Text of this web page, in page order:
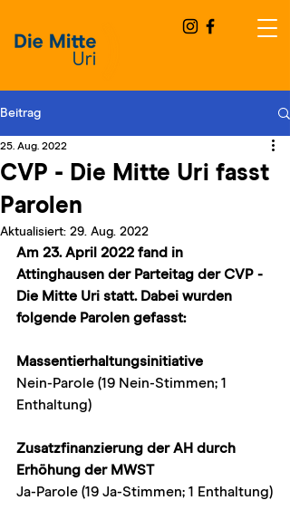
Beitrag
CVP - Die Mitte Uri fasst
Parolen
25. Aug. 2022
Aktualisiert: 29. Aug. 2022
Am 23. April 2022 fand in
Attinghausen der Parteitag der CVP -
Die Mitte Uri statt. Dabei wurden
folgende Parolen gefasst:
Massentierhaltungsinitiative
Nein-Parole (19 Nein-Stimmen; 1
Enthaltung)
Zusatzfinanzierung der AH durch
Erhöhung der MWST
Ja-Parole (19 Ja-Stimmen; 1 Enthaltung)